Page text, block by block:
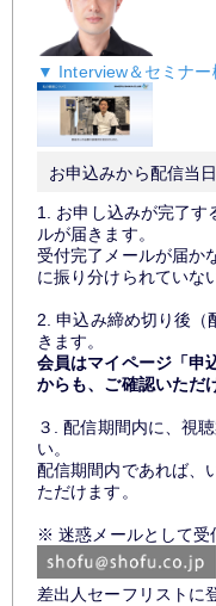
▼ Interview＆セミナー
お申込みから配信当
1. お申し込みが完了す
ルが届きます。
受付完了メールが届か
に振り分けられてい
2. 申込み締め切り後（
きます。
会員はマイページ「申
からも、ご確認いた
３. 配信期間内に、視
い。
配信期間内であれば、
ただけます。
※ 迷惑メールとして受
差出人セーフリストに